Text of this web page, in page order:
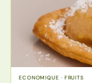
ECONOMIQUE · FRUITS